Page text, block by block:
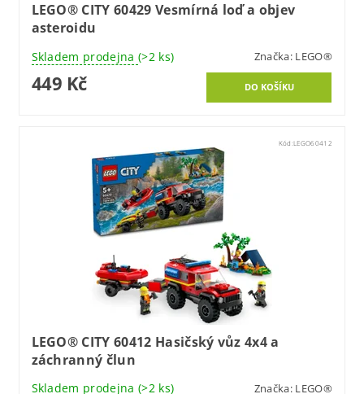
LEGO® CITY 60429 Vesmírná loď a objev
asteroidu
Skladem prodejna (>2 ks) Značka: LEGO®
449 Kč
Kód:LEGO60412
LEGO® CITY 60412 Hasičský vůz 4x4 a
záchranný člun
Skladem prodejna (>2 ks) Značka: LEGO®